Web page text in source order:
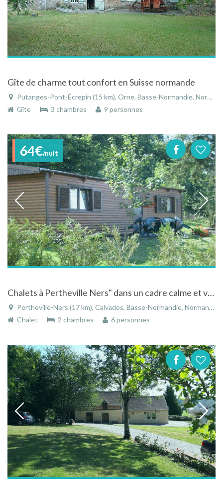
Gîte de charme tout confort en Suisse normande
Putanges-Pont-Écrepin (15 km), Orne, Basse-Normandie, Normandie, France
Gîte
3 chambres 9 personnes
64€/nuit
Chalets à Pertheville Ners" dans un cadre calme et verdoyant entourés de forêt et d'étangs de pêche.
Pertheville-Ners (17 km), Calvados, Basse-Normandie, Normandie, France
Chalet
2 chambres 6 personnes